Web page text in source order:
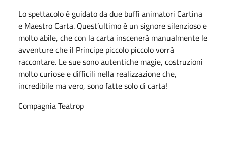
Lo spettacolo è guidato da due buffi animatori Cartina
e Maestro Carta. Quest’ultimo è un signore silenzioso e
molto abile, che con la carta inscenerà manualmente le
avventure che il Principe piccolo piccolo vorrà
raccontare. Le sue sono autentiche magie, costruzioni
molto curiose e difficili nella realizzazione che,
incredibile ma vero, sono fatte solo di carta!
Compagnia Teatrop